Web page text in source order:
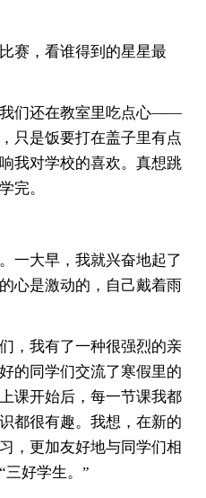
赛，看谁得到的星星最
们还在教室里吃点心——
只是饭要打在盖子里有点
我对学校的喜欢。真想跳
完。
一大早，我就兴奋地起了
心是激动的，自己戴着雨
，我有了一种很强烈的亲
的同学们交流了寒假里的
课开始后，每一节课我都
都很有趣。我想，在新的
，更加友好地与同学们相
三好学生。”